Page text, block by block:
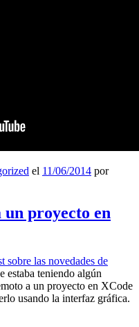
el 11/06/2014 por
proyecto en
sobre las novedades de
estaba teniendo algún
a un proyecto en XCode
usando la interfaz gráfica.